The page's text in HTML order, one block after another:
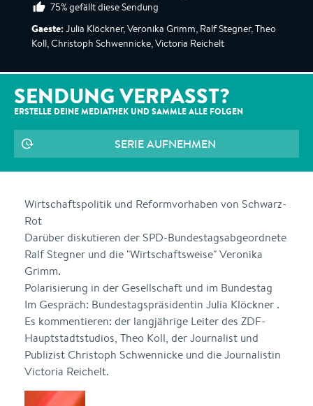
75% gefällt diese Sendung
Gaeste: Julia Klöckner, Veronika Grimm, Ralf Stegner, Theo
Koll, Christoph Schwennicke, Victoria Reichelt
SENDUNG VERPASST?
ERSTELLE DEINE MEDIATHEK UND SAMMLE ALLE FOLGEN
SERIE AUFNEHMEN
Wirtschaftspolitik und Reformvorhaben von Schwarz-
Rot
Darüber diskutieren der SPD-Bundestagsabgeordnete
Ralf Stegner und die "Wirtschaftsweise" Veronika
Grimm.
Polarisierung in der Gesellschaft und im Bundestag
Im Gespräch: Bundestagspräsidentin Julia Klöckner .
Es kommentieren: der langjährige Leiter des ZDF-
Hauptstadtstudios, Theo Koll, der Journalist und
Publizist Christoph Schwennicke und die Journalistin
Victoria Reichelt.